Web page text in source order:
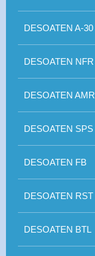
DESOATEN A-30
DESOATEN NFR
DESOATEN AMR
DESOATEN SPS
DESOATEN FB
DESOATEN RST
DESOATEN BTL